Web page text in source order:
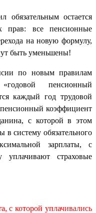
остается
прав: все пенсионные
на новую формулу,
быть уменьшены!
по новым правилам
пенсионный
каждый год трудовой
пенсионный коэффициент
с которой в этом
в систему обязательного
зарплаты, с
уплачивают страховые
с которой уплачивались